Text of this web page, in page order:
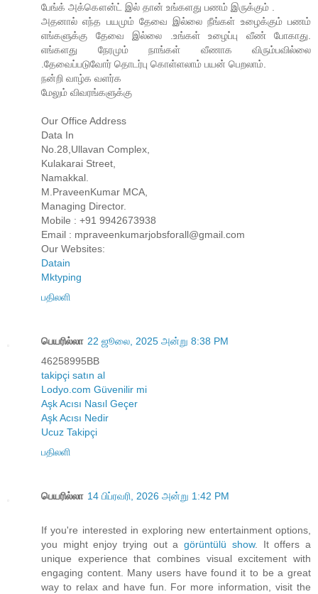
பேங்க் அக்கௌன்ட் இல் தான் உங்களது பணம் இருக்கும் .
அதனால் எந்த பயமும் தேவை இல்லை நீங்கள் உழைக்கும் பணம்
எங்களுக்கு தேவை இல்லை .உங்கள் உழைப்பு வீண் போகாது.
எங்களது நேரமும் நாங்கள் வீணாக விரும்பவில்லை
.தேவைப்படுவோர் தொடர்பு கொள்ளலாம் பயன் பெறலாம்.
நன்றி வாழ்க வளர்க
மேலும் விவரங்களுக்கு
Our Office Address
Data In
No.28,Ullavan Complex,
Kulakarai Street,
Namakkal.
M.PraveenKumar MCA,
Managing Director.
Mobile : +91 9942673938
Email : mpraveenkumarjobsforall@gmail.com
Our Websites:
Datain
Mktyping
பதிலளி
பெயரில்லா 22 ஜூலை, 2025 அன்று 8:38 PM
46258995BB
takipçi satın al
Lodyo.com Güvenilir mi
Aşk Acısı Nasıl Geçer
Aşk Acısı Nedir
Ucuz Takipçi
பதிலளி
பெயரில்லா 14 பிப்ரவரி, 2026 அன்று 1:42 PM
If you're interested in exploring new entertainment options,
you might enjoy trying out agörüntülü show. It offers a
unique experience that combines visual excitement with
engaging content. Many users have found it to be a great
way to relax and have fun. For more information, visit the